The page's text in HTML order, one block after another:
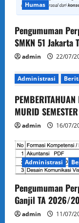
Humas
Pengumuman
SMKN 51 Jakarta
admin 22/07/
Administrasi
MURID
admin 16/07/
Administrasi
Pengumuman
Ganjil TA 2026/
admin 11/07/